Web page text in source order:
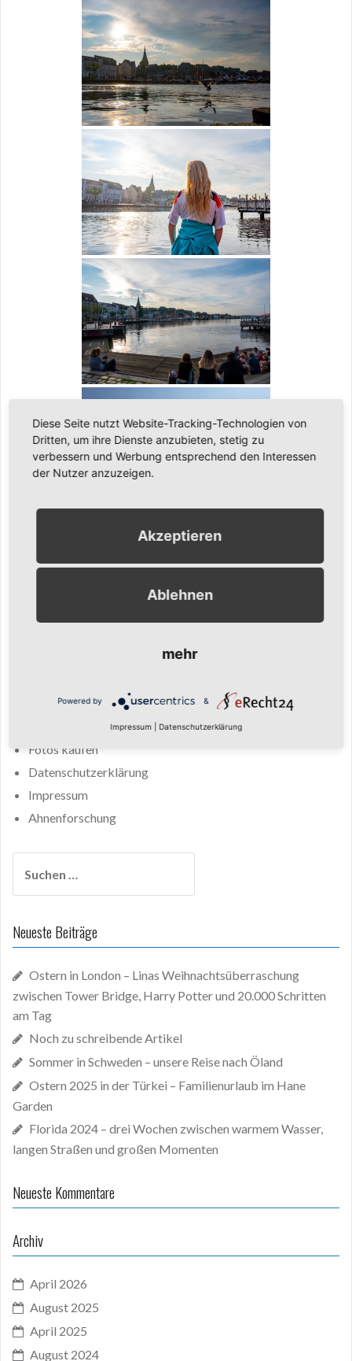
[ZEIGE EINE SLIDESHOW]
Startseite
Fotos kaufen
Datenschutzerklärung
Impressum
Ahnenforschung
nach:
Neueste Beiträge
Ostern in London – Linas Weihnachtsüberraschung
zwischen Tower Bridge, Harry Potter und 20.000 Schritten
am Tag
Noch zu schreibende Artikel
Sommer in Schweden – unsere Reise nach Öland
Ostern 2025 in der Türkei – Familienurlaub im Hane
Garden
Florida 2024 – drei Wochen zwischen warmem Wasser,
langen Straßen und großen Momenten
Neueste Kommentare
Archiv
April 2026
August 2025
April 2025
August 2024
Diese Seite nutzt Website-Tracking-Technologien von
Dritten, um ihre Dienste anzubieten, stetig zu
verbessern und Werbung entsprechend den Interessen
der Nutzer anzuzeigen.
Akzeptieren
Ablehnen
mehr
Powered by &
Impressum Datenschutzerklärung